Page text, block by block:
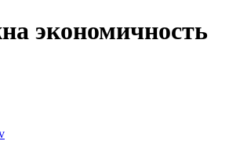
экономичность